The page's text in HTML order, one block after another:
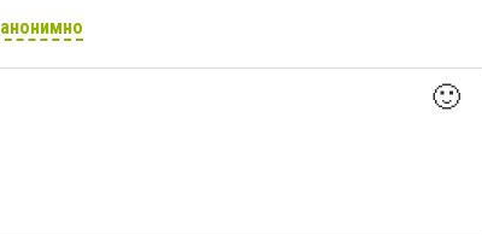
🙂